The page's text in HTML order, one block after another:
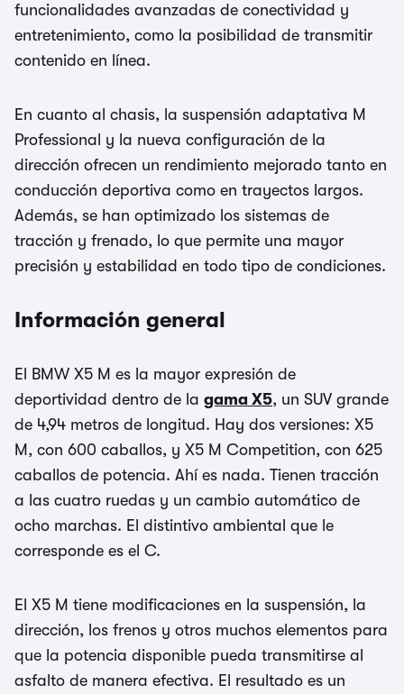
funcionalidades avanzadas de conectividad y
entretenimiento, como la posibilidad de transmitir
contenido en línea.
En cuanto al chasis, la suspensión adaptativa M
Professional y la nueva configuración de la
dirección ofrecen un rendimiento mejorado tanto en
conducción deportiva como en trayectos largos.
Además, se han optimizado los sistemas de
tracción y frenado, lo que permite una mayor
precisión y estabilidad en todo tipo de condiciones.
Información general
El BMW X5 M es la mayor expresión de
deportividad dentro de la gama X5, un SUV grande
de 4,94 metros de longitud. Hay dos versiones: X5
M, con 600 caballos, y X5 M Competition, con 625
caballos de potencia. Ahí es nada. Tienen tracción
a las cuatro ruedas y un cambio automático de
ocho marchas. El distintivo ambiental que le
corresponde es el C.
El X5 M tiene modificaciones en la suspensión, la
dirección, los frenos y otros muchos elementos para
que la potencia disponible pueda transmitirse al
asfalto de manera efectiva. El resultado es un